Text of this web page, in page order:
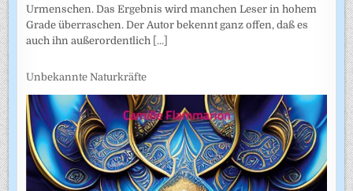
Urmenschen. Das Ergebnis wird manchen Leser in hohem
Grade überraschen. Der Autor bekennt ganz offen, daß es
auch ihn außerordentlich [...]
Unbekannte Naturkräfte